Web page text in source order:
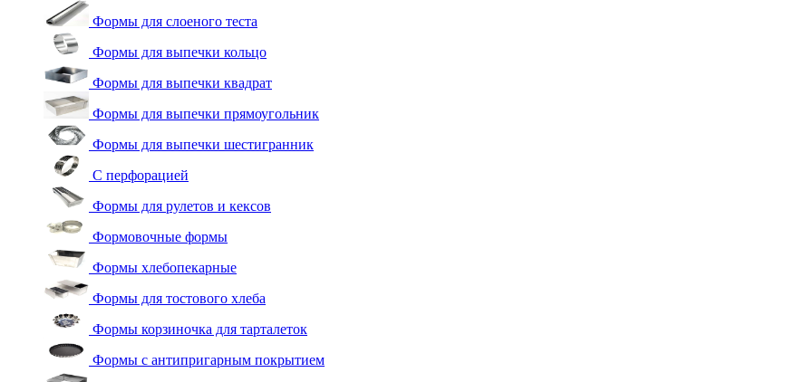
Формы для слоеного теста
Формы для выпечки кольцо
Формы для выпечки квадрат
Формы для выпечки прямоугольник
Формы для выпечки шестигранник
С перфорацией
Формы для рулетов и кексов
Формовочные формы
Формы хлебопекарные
Формы для тостового хлеба
Формы корзиночка для тарталеток
Формы с антипригарным покрытием